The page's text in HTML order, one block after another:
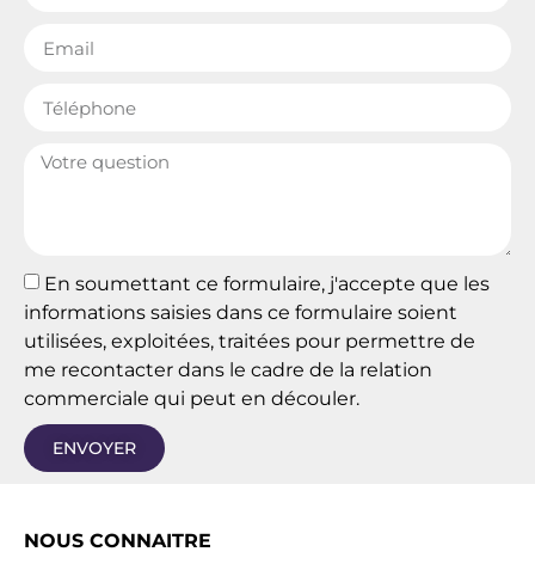
En soumettant ce formulaire, j'accepte que les
informations saisies dans ce formulaire soient
utilisées, exploitées, traitées pour permettre de
me recontacter dans le cadre de la relation
commerciale qui peut en découler.
ENVOYER
NOUS CONNAITRE